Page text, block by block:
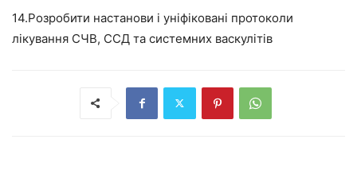
14.Розробити настанови і уніфіковані протоколи
лікування СЧВ, ССД та системних васкулітів